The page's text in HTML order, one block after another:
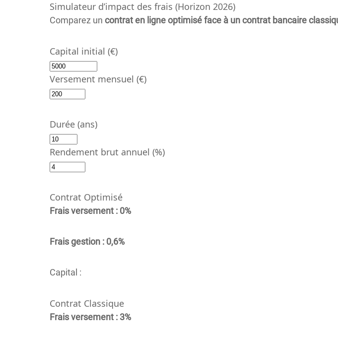
Simulateur d’impact des frais (Horizon 2026)
Comparez un contrat en ligne optimisé face à un contrat bancaire
Capital initial (€)
Versement mensuel (€)
Durée (ans)
Rendement brut annuel (%)
Contrat Optimisé
Frais versement : 0%
Frais gestion : 0,6%
Capital :
Contrat Classique
Frais versement : 3%